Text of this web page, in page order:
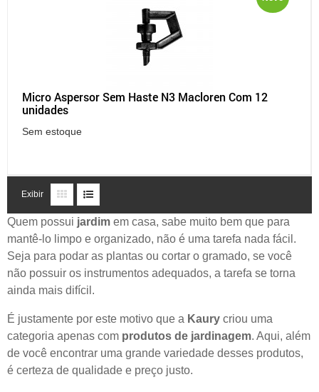
Micro Aspersor Sem Haste N3 Macloren Com 12
unidades
Sem estoque
Exibir
Quem possui jardim em casa, sabe muito bem que para
mantê-lo limpo e organizado, não é uma tarefa nada fácil.
Seja para podar as plantas ou cortar o gramado, se você
não possuir os instrumentos adequados, a tarefa se torna
ainda mais difícil.
É justamente por este motivo que a Kaury criou uma
categoria apenas com produtos de jardinagem. Aqui, além
de você encontrar uma grande variedade desses produtos,
é certeza de qualidade e preço justo.